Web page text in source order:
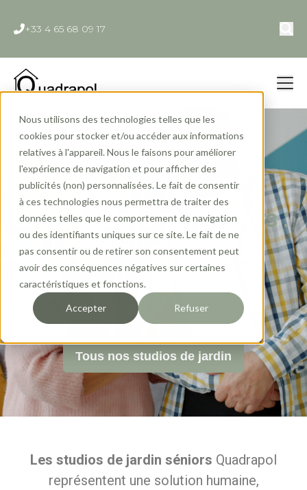
Nous utilisons des technologies telles que les
cookies pour stocker et/ou accéder aux informations
relatives à l'appareil. Nous le faisons pour améliorer
l'expérience de navigation et pour afficher des
publicités (non) personnalisées. Le fait de consentir
à ces technologies nous permettra de traiter des
données telles que le comportement de navigation
ou des identifiants uniques sur ce site. Le fait de ne
pas consentir ou de retirer son consentement peut
avoir des conséquences négatives sur certaines
caractéristiques et fonctions.
Accepter Refuser
+33 4 65 68 09 17
Studios de jardin séniors :
l'alternative idéale à
l'EHPAD
Tous nos studios de jardin
Les studios de jardin séniors Quadrapol
représentent une solution humaine,